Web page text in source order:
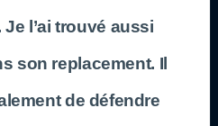
l’ai trouvé aussi
son replacement. Il
de défendre